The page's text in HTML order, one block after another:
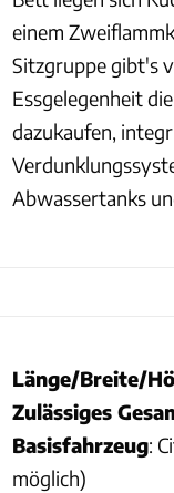
einem
Sitzgruppe gibt's
Essgelegenheit
dazukaufen,
Abwassertanks
Länge/Breite/
Zulässiges
Basisfahrzeug:
möglich)